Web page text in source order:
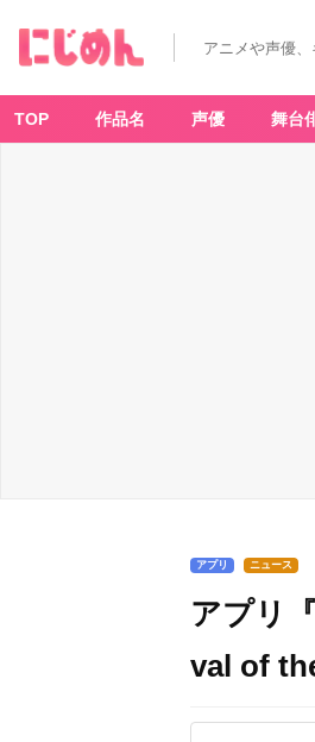
アニメや声優
TOP 作品名 声優 舞台
アプリ ニュース
アプリ
val of